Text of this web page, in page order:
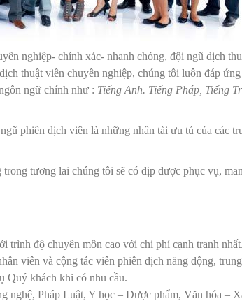
nghiệp- chính xác- nhanh chóng, đội ngũ dịch
thuật viên chuyên nghiệp, chúng tôi luôn đáp
ngữ chính như : Tiếng Anh. Tiếng Pháp, Tiếng
phiên dịch viên là những nhân tài ưu tú của các
tương lai chúng tôi sẽ có dịp được phục vụ,
trình độ chuyên môn cao với chi phí cạnh tranh nhất.
viên và cộng tác viên phiên dịch năng động,
Quý khách khi có nhu cầu.
nghệ, Pháp Luật, Y học – Dược phẩm, Văn hóa –